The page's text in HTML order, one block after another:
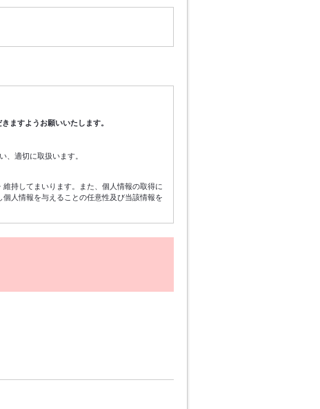
ますようお願いいたします。
、適切に取扱います。
持してまいります。また、個人情報の取得に
人情報を与えることの任意性及び当該情報を
ベントの案内、当社のサービスを向上させる
ます。
ス・紛失・破壊・改ざん・漏洩等がないよう